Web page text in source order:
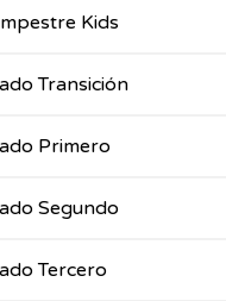
Kids
Transición
Primero
Segundo
Tercero